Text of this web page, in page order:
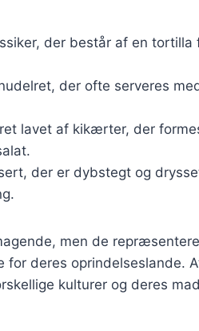
der består af en
der ofte serveres
lavet af kikærter, der
der er dybstegt og
men de
for deres oprindelseslande.
kulturer og deres